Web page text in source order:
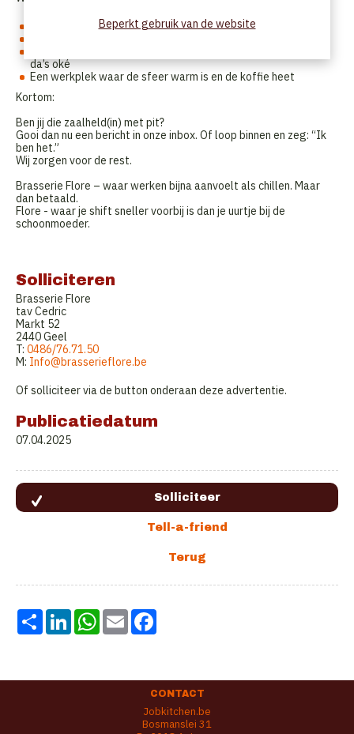
Collega’s die voelen als vrienden
da’s oké
Een werkplek waar de sfeer warm is en de koffie heet
Kortom:
Ben jij die zaalheld(in) met pit?
Gooi dan nu een bericht in onze inbox. Of loop binnen en zeg: “Ik
ben het.”
Wij zorgen voor de rest.
Brasserie Flore – waar werken bijna aanvoelt als chillen. Maar
dan betaald.
Flore - waar je shift sneller voorbij is dan je uurtje bij de
schoonmoeder.
Solliciteren
Brasserie Flore
tav Cedric
Markt 52
2440 Geel
T: 0486/76.71.50
M: Info@brasserieflore.be
Of solliciteer via de button onderaan deze advertentie.
Publicatiedatum
07.04.2025
Share LinkedInWhatsApp
Email
CONTACT
Jobkitchen.be
Bosmanslei 31
Beperkt gebruik van de website